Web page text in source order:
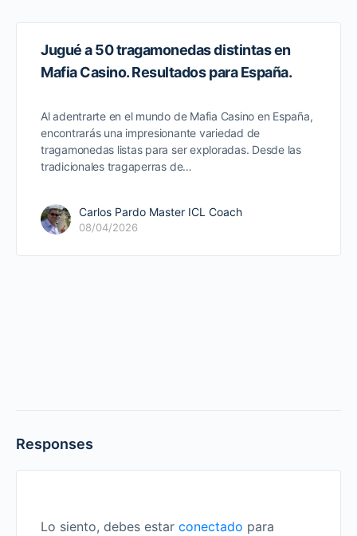
Jugué a 50 tragamonedas distintas en
Mafia Casino. Resultados para España.
Al adentrarte en el mundo de Mafia Casino en España,
encontrarás una impresionante variedad de
tragamonedas listas para ser exploradas. Desde las
tradicionales tragaperras de…
Carlos Pardo Master ICL Coach
08/04/2026
Responses
Lo siento, debes estar conectado para